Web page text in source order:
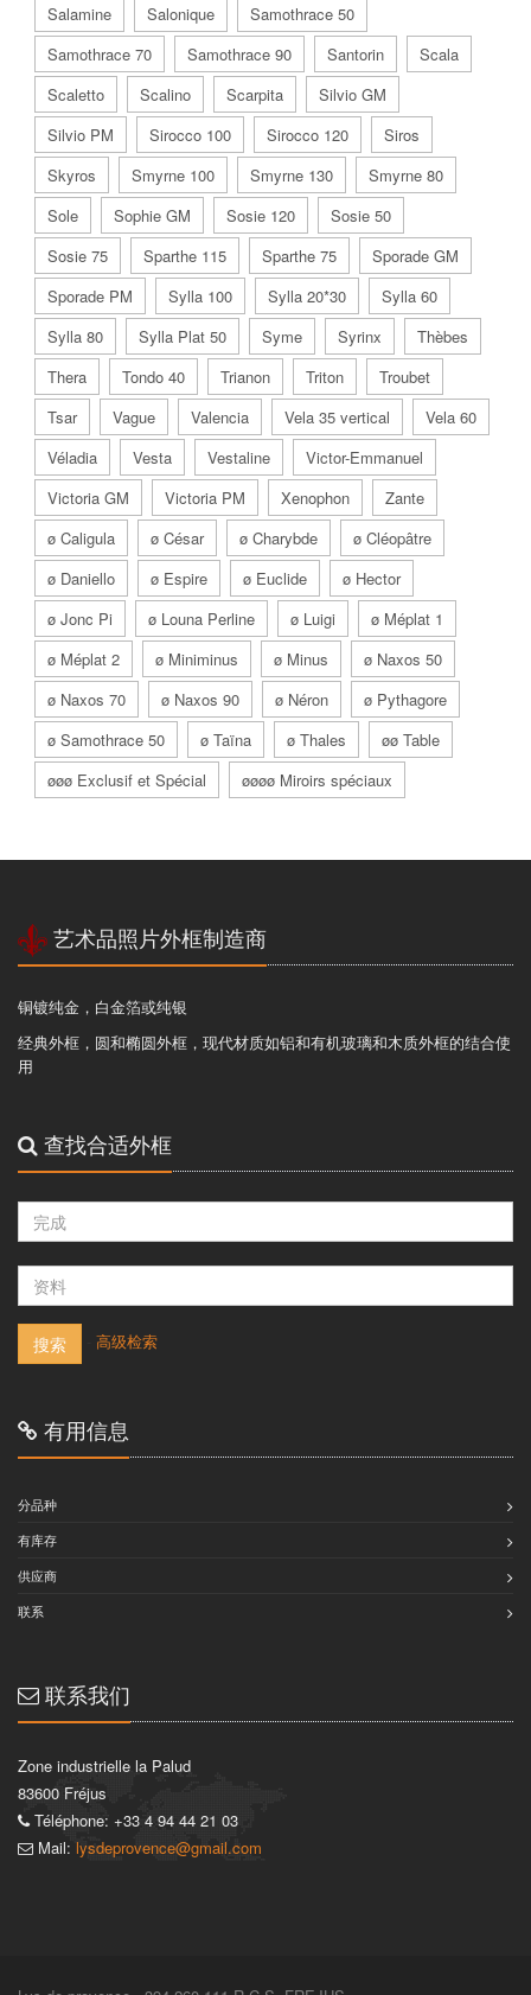
Salamine
Salonique
Samothrace 50
Samothrace 70
Samothrace 90 Santorin
Scala
Scaletto
Scalino Scarpita
Silvio GM
Silvio PM
Sirocco 100 Sirocco 120
Siros
Skyros
Smyrne 100 Smyrne 130
Smyrne 80
Sole
Sophie GM Sosie 120
Sosie 50
Sosie 75
Sparthe 115 Sparthe 75
Sporade GM
Sporade PM
Sylla 100 Sylla 20*30
Sylla 60
Sylla 80
Sylla Plat 50 Syme Syrinx
Thèbes
Thera
Tondo 40 Trianon Triton
Troubet
Tsar
Vague Valencia Vela 35 vertical
Vela 60
Véladia
Vesta Vestaline
Victor-Emmanuel
Victoria GM
Victoria PM Xenophon
Zante
ø Caligula
ø César ø Charybde
ø Cléopâtre
ø Daniello
ø Espire ø Euclide
ø Hector
ø Jonc Pi
ø Louna Perline ø Luigi
ø Méplat 1
ø Méplat 2
ø Miniminus ø Minus
ø Naxos 50
ø Naxos 70
ø Naxos 90 ø Néron
ø Pythagore
ø Samothrace 50
ø Taïna ø Thales
øø Table
øøø Exclusif et Spécial
øøøø Miroirs spéciaux
艺术品照片外框制造商
铜镀纯金，白金箔或纯银
经典外框，圆和椭圆外框，现代材质如铝和有机玻璃和木质外框的结合使
用
查找合适外框
搜索 高级检索
有用信息
分品种
有库存
供应商
联系
联系我们
Zone industrielle la Palud
83600 Fréjus
Téléphone: +33 4 94 44 21 03
Mail: lysdeprovence@gmail.com